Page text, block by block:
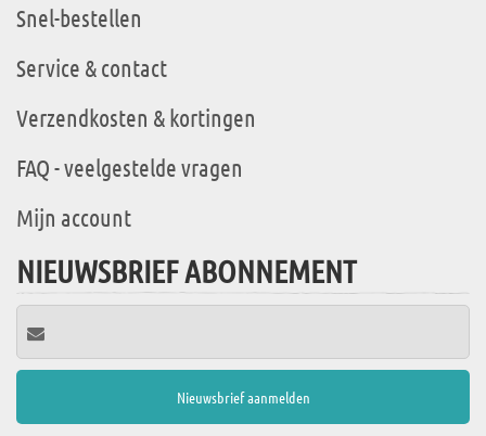
Snel-bestellen
Service & contact
Verzendkosten & kortingen
FAQ - veelgestelde vragen
Mijn account
NIEUWSBRIEF ABONNEMENT